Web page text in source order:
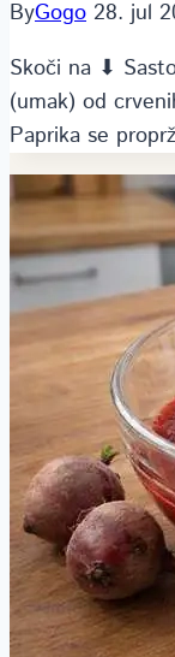
ByGogo 28. jul
Skoči na ⬇
(umak) od
Paprika se